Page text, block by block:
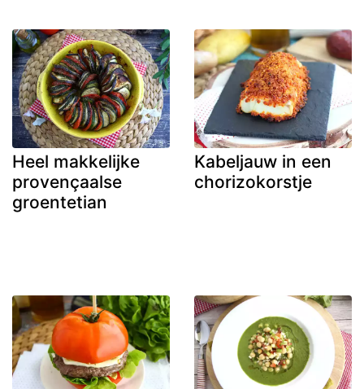
Heel makkelijke
provençaalse
groentetian
Kabeljauw in een
chorizokorstje